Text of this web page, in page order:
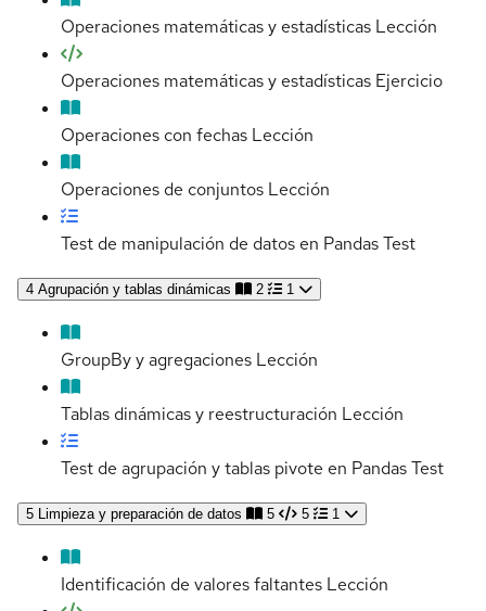
Operaciones matemáticas y estadísticas Lección
Operaciones matemáticas y estadísticas Ejercicio
Operaciones con fechas Lección
Operaciones de conjuntos Lección
Test de manipulación de datos en PandasTest
4 Agrupación y tablas dinámicas 2 1
GroupBy y agregaciones Lección
Tablas dinámicas y reestructuración Lección
Test de agrupación y tablas pivote en PandasTest
5 Limpieza y preparación de datos 5 5 1
Identificación de valores faltantes Lección